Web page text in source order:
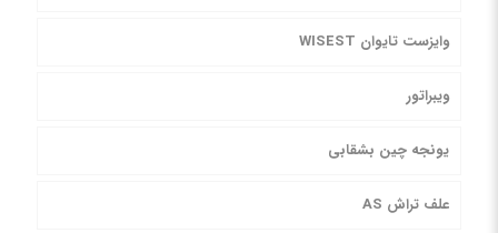
وایزست تایوان WISEST
ویبراتور
یونجه چین بشقابی
علف تراش AS